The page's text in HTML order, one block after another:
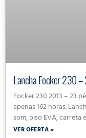
Lancha Focker 230
Focker 230 2013 – 23
apenas 162 horas.
som, piso EVA, carreta e
VER OFERTA »